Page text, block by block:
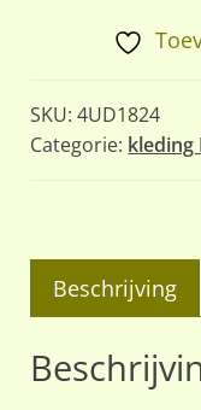
–
Oberstleutnant
SKU:4UD1824
Categorie: kleding
Beschrijving